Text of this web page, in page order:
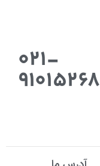
021-
91015268